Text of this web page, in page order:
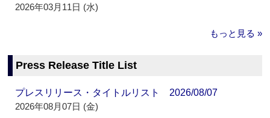
2026年03月11日 (水)
もっと見る »
Press Release Title List
プレスリリース・タイトルリスト 2026/08/07
2026年08月07日 (金)